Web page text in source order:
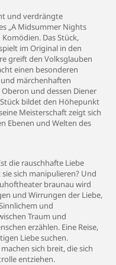
und verdrängte
„A Midsummer Nights
Das Stück,
im Original in den
greift den Volksglauben
einen besonderen
märchenhaften
und dessen Diener
Stück bildet den Höhepunkt
Meisterschaft zeigt sich
Ebenen und Welten des
die rauschhafte Liebe
sich manipulieren? Und
braunau wird
und Wirrungen der Liebe,
und
Traum und
erzählen. Eine Reise,
Liebe suchen.
sich breit, die sich
entziehen.